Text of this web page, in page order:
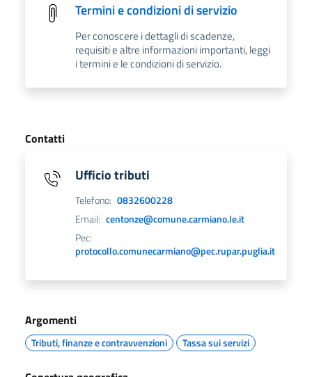
Termini e condizioni di servizio
Per conoscere i dettagli di scadenze,
requisiti e altre informazioni importanti, leggi
i termini e le condizioni di servizio.
Contatti
Ufficio tributi
Telefono: 0832600228
Email: centonze@comune.carmiano.le.it
Pec:
protocollo.comunecarmiano@pec.rupar.puglia.it
Argomenti
Tributi, finanze e contravvenzioni Tassa sui servizi